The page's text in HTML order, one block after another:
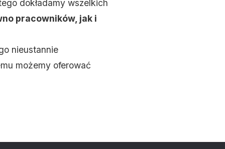
dokładamy wszelkich
pracowników, jak i
nieustannie
możemy oferować